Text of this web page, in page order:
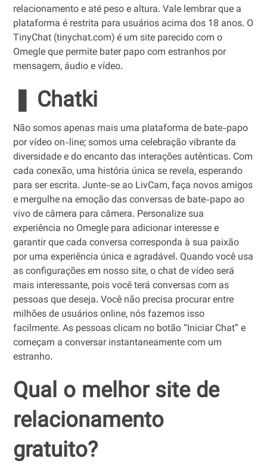
relacionamento e até peso e altura. Vale lembrar que a
plataforma é restrita para usuários acima dos 18 anos. O
TinyChat (tinychat.com) é um site parecido com o
Omegle que permite bater papo com estranhos por
mensagem, áudio e vídeo.
❚ Chatki
Não somos apenas mais uma plataforma de bate-papo
por vídeo on-line; somos uma celebração vibrante da
diversidade e do encanto das interações autênticas. Com
cada conexão, uma história única se revela, esperando
para ser escrita. Junte-se ao LivCam, faça novos amigos
e mergulhe na emoção das conversas de bate-papo ao
vivo de câmera para câmera. Personalize sua
experiência no Omegle para adicionar interesse e
garantir que cada conversa corresponda à sua paixão
por uma experiência única e agradável. Quando você usa
as configurações em nosso site, o chat de vídeo será
mais interessante, pois você terá conversas com as
pessoas que deseja. Você não precisa procurar entre
milhões de usuários online, nós fazemos isso
facilmente. As pessoas clicam no botão “Iniciar Chat” e
começam a conversar instantaneamente com um
estranho.
Qual o melhor site de
relacionamento
gratuito?